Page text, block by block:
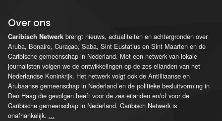
Over ons
Caribisch Netwerk brengt nieuws, actualiteiten en achtergronden over
Aruba, Bonaire, Curaçao, Saba, Sint Eustatius en Sint Maarten en de
Caribische gemeenschap in Nederland. Met een netwerk van lokale
journalisten volgen we de ontwikkelingen op de zes eilanden van het
Nederlandse Koninkrijk. Het netwerk volgt ook de Antilliaanse en
Arubaanse gemeenschap in Nederland en de politieke besluitvorming in
Den Haag die gevolgen heeft voor de zes eilanden en/of voor de
Caribische gemeenschap in Nederland. Caribisch Netwerk is
onafhankelijk. ...